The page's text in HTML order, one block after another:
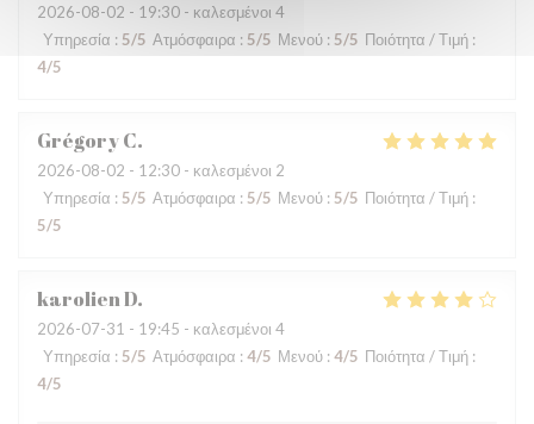
2026-08-02 - 19:30 - καλεσμένοι 4
Υπηρεσία : 5/5 Ατμόσφαιρα : 5/5 Μενού : 5/5 Ποιότητα / Τιμή :
4/5
GrégoryC
2026-08-02 - 12:30 - καλεσμένοι 2
Υπηρεσία : 5/5 Ατμόσφαιρα : 5/5 Μενού : 5/5 Ποιότητα / Τιμή :
5/5
karolienD
2026-07-31 - 19:45 - καλεσμένοι 4
Υπηρεσία : 5/5 Ατμόσφαιρα : 4/5 Μενού : 4/5 Ποιότητα / Τιμή :
4/5